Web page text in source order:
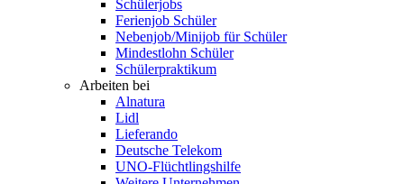
Schülerjobs
Ferienjob Schüler
Nebenjob/Minijob für Schüler
Mindestlohn Schüler
Schülerpraktikum
Arbeiten bei
Alnatura
Lidl
Lieferando
Deutsche Telekom
UNO-Flüchtlingshilfe